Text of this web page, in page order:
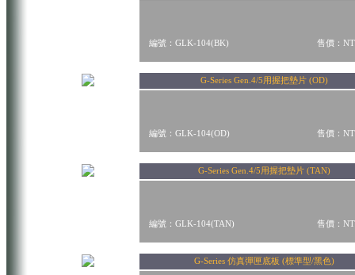
編號：GLK-104(BK) 售價：
G-Series Gen.4/5用握把墊片 (OD)
編號：GLK-104(OD) 售價：
G-Series Gen.4/5用握把墊片 (TAN)
編號：GLK-104(TAN) 售價：
G-Series 仿真彈匣底板 (標準型/黑色)